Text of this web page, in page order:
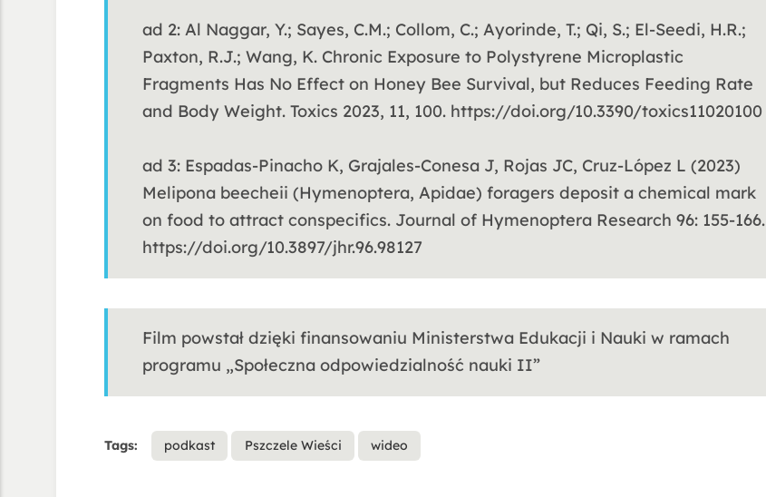
ad 2: Al Naggar, Y.; Sayes, C.M.; Collom, C.; Ayorinde, T.; Qi, S.; El-Seedi, H.R.;
Paxton, R.J.; Wang, K. Chronic Exposure to Polystyrene Microplastic
Fragments Has No Effect on Honey Bee Survival, but Reduces Feeding Rate
and Body Weight. Toxics 2023, 11, 100. https://doi.org/10.3390/toxics11020100
ad 3: Espadas-Pinacho K, Grajales-Conesa J, Rojas JC, Cruz-López L (2023)
Melipona beecheii (Hymenoptera, Apidae) foragers deposit a chemical mark
on food to attract conspecifics. Journal of Hymenoptera Research 96: 155-166.
https://doi.org/10.3897/jhr.96.98127
Film powstał dzięki finansowaniu Ministerstwa Edukacji i Nauki w ramach
programu „Społeczna odpowiedzialność nauki II”
Tags: podkast Pszczele Wieści wideo